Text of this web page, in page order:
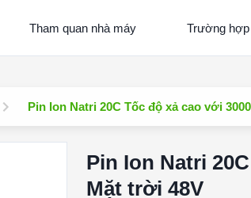
Tham quan nhà máy Trường hợp
Pin Ion Natri 20C Tốc độ xả cao với
Pin Ion Natri
Mặt trời 48V